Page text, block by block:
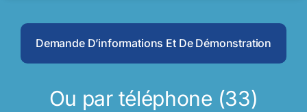
Demande D’informations Et De Démonstration
Ou par téléphone (33)